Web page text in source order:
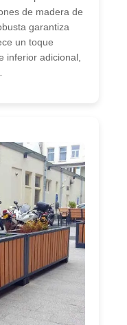
de madera de
garantiza
un toque
inferior adicional,